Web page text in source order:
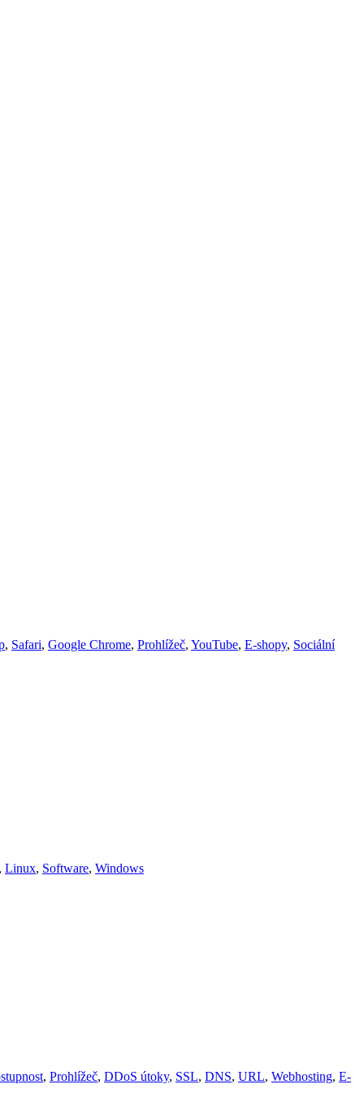
, Safari, Google Chrome, Prohlížeč, YouTube, E-shopy, Sociální
Linux, Software, Windows
, Prohlížeč, DDoS útoky, SSL, DNS, URL, Webhosting, E-